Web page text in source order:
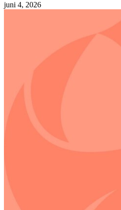
juni 4, 2026